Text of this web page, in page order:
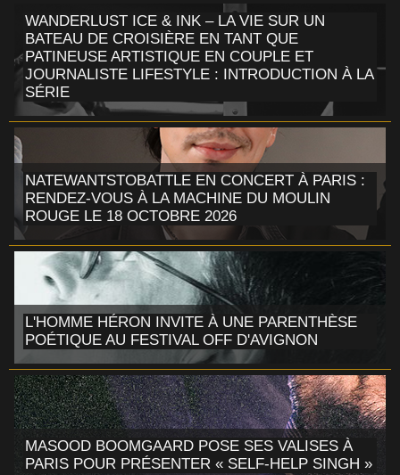
WANDERLUST ICE & INK – LA VIE SUR UN
BATEAU DE CROISIÈRE EN TANT QUE
PATINEUSE ARTISTIQUE EN COUPLE ET
JOURNALISTE LIFESTYLE : INTRODUCTION À LA
SÉRIE
NATEWANTSTOBATTLE EN CONCERT À PARIS :
RENDEZ-VOUS À LA MACHINE DU MOULIN
ROUGE LE 18 OCTOBRE 2026
L'HOMME HÉRON INVITE À UNE PARENTHÈSE
POÉTIQUE AU FESTIVAL OFF D'AVIGNON
MASOOD BOOMGAARD POSE SES VALISES À
PARIS POUR PRÉSENTER « SELF-HELP SINGH »